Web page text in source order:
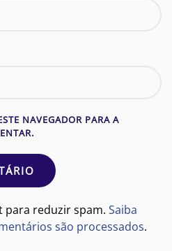
NAVEGADOR PARA A
para reduzir spam. Saiba
são processados.